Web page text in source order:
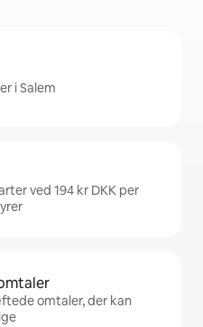
i Salem
ved 194 kr DKK per
omtaler, der kan